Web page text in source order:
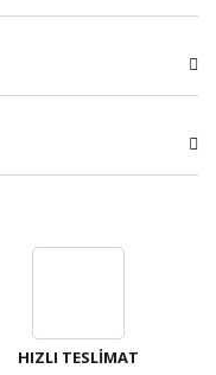
HIZLI TESLİMAT